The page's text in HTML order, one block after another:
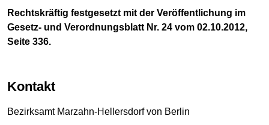
Rechtskräftig festgesetzt mit der Veröffentlichung im
Gesetz- und Verordnungsblatt Nr. 24 vom 02.10.2012,
Seite 336.
Kontakt
Bezirksamt Marzahn-Hellersdorf von Berlin